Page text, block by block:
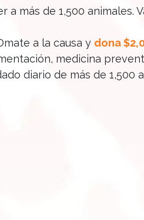
más de 1,500 animales.
a la causa y dona
medicina
diario de más de 1,500